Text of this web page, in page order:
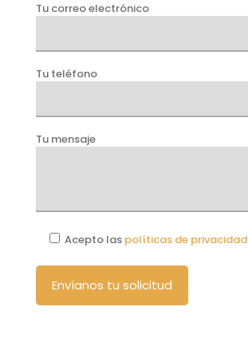
Tu correo electrónico
Tu teléfono
Tu mensaje
Acepto las políticas de privacidad